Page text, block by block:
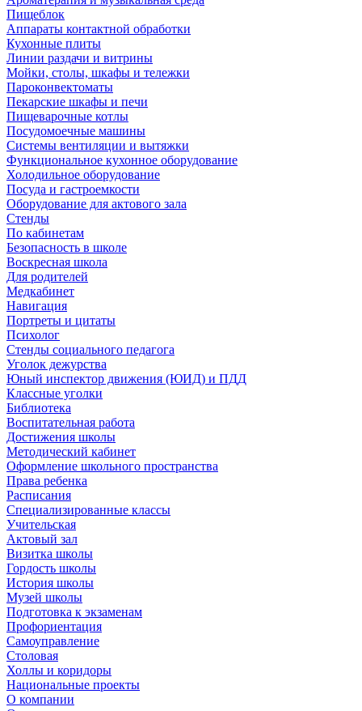
Пищеблок
Аппараты контактной обработки
Кухонные плиты
Линии раздачи и витрины
Мойки, столы, шкафы и тележки
Пароконвектоматы
Пекарские шкафы и печи
Пищеварочные котлы
Посудомоечные машины
Системы вентиляции и вытяжки
Функциональное кухонное оборудование
Холодильное оборудование
Посуда и гастроемкости
Оборудование для актового зала
Стенды
По кабинетам
Безопасность в школе
Воскресная школа
Для родителей
Медкабинет
Навигация
Портреты и цитаты
Психолог
Стенды социального педагога
Уголок дежурства
Юный инспектор движения (ЮИД) и ПДД
Классные уголки
Библиотека
Воспитательная работа
Достижения школы
Методический кабинет
Оформление школьного пространства
Права ребенка
Расписания
Специализированные классы
Учительская
Актовый зал
Визитка школы
Гордость школы
История школы
Музей школы
Подготовка к экзаменам
Профориентация
Самоуправление
Столовая
Холлы и коридоры
Национальные проекты
О компании